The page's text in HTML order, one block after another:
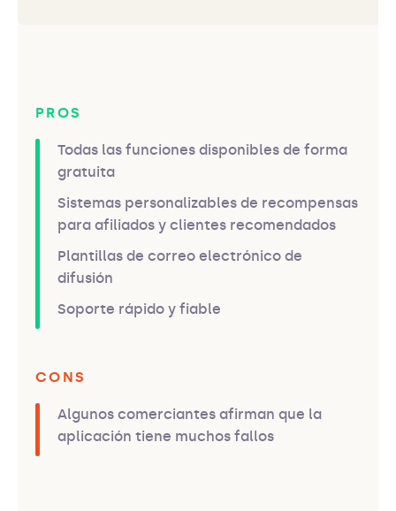
PROS
Todas las funciones disponibles de forma
gratuita
Sistemas personalizables de recompensas
para afiliados y clientes recomendados
Plantillas de correo electrónico de
difusión
Soporte rápido y fiable
CONS
Algunos comerciantes afirman que la
aplicación tiene muchos fallos